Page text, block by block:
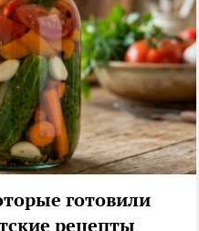
готовили
рецепты